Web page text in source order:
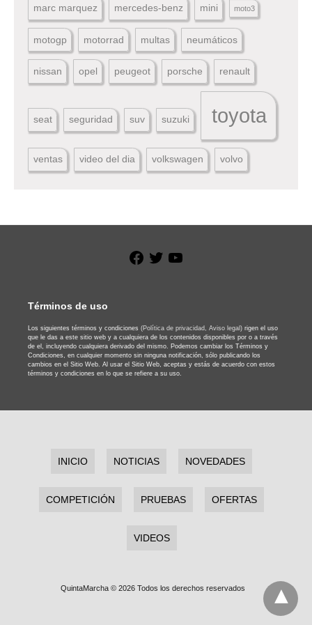
marc marquez mercedes-benz mini moto3
motogp motorrad multas neumáticos
nissan opel peugeot porsche renault
seat seguridad suv suzuki toyota
ventas video del dia volkswagen volvo
Facebook
Twitter
Términos de uso
Los siguientes términos y condiciones (Política de privacidad, Aviso legal) rigen el uso
que le das a este sitio web y a cualquiera de los contenidos disponibles por o a través
de el, incluyendo cualquiera derivado del mismo. Podemos cambiar los Términos y
Condiciones, en cualquier momento sin ninguna notificación, sólo publicando los
cambios en el Sitio Web. Al usar el Sitio Web, aceptas y estás de acuerdo con estos
términos y condiciones en lo que se refiere a su uso.
INICIO NOTICIAS NOVEDADES
COMPETICIÓN PRUEBAS OFERTAS
VIDEOS
QuintaMarcha © 2026 Todos los derechos reservados